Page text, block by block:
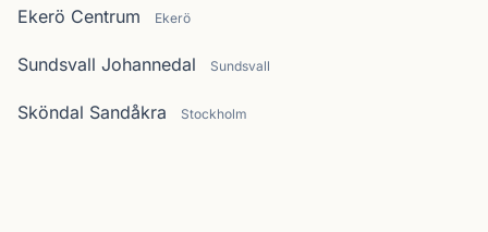
Ekerö Centrum Ekerö
Sundsvall Johannedal Sundsvall
Sköndal Sandåkra Stockholm